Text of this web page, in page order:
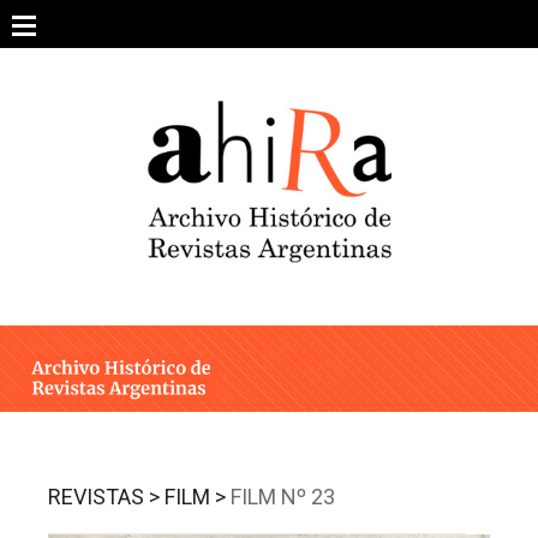
content
ARCHIVO DE REVISTAS
ESTUDIOS CRÍTICOS
INTEGRANTES
REVISTAS > FILM > FILM Nº 23